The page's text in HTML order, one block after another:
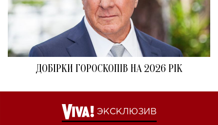
ДОБІРКИ ГОРОСКОПІВ НА 2026 РІК
ЭКСКЛЮЗИВ